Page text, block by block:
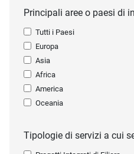
Principali aree o paesi di
Tutti i Paesi
Europa
Asia
Africa
America
Oceania
Tipologie di servizi a cui